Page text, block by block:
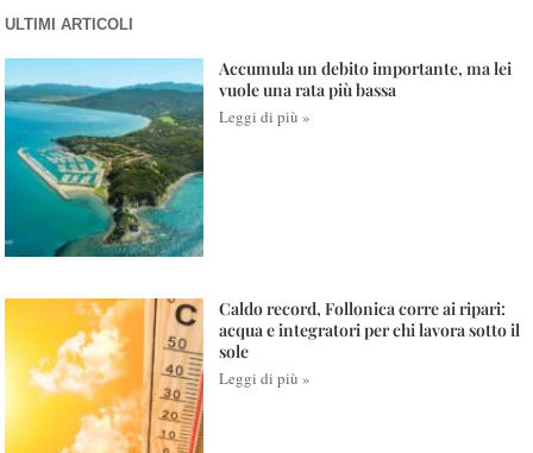
ULTIMI ARTICOLI
Accumula un debito importante, ma lei
vuole una rata più bassa
Leggi di più »
Caldo record, Follonica corre ai ripari:
acqua e integratori per chi lavora sotto il
sole
Leggi di più »